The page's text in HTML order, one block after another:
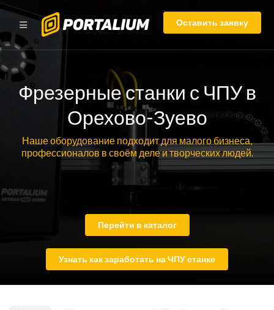
Оставить заявку
Фрезерные станки с ЧПУ в
Орехово-Зуево
Наше оборудование подходит для малого бизнеса,
профессионалов в своём деле и творческих людей.
Перейти в каталог
Узнать как заработать на ЧПУ станке